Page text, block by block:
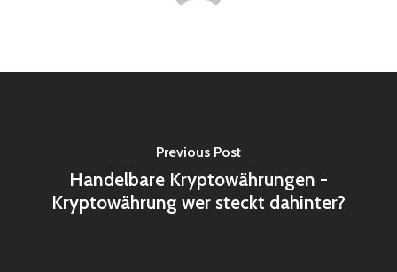
Previous Post
Handelbare Kryptowährungen -
Kryptowährung wer steckt dahinter?